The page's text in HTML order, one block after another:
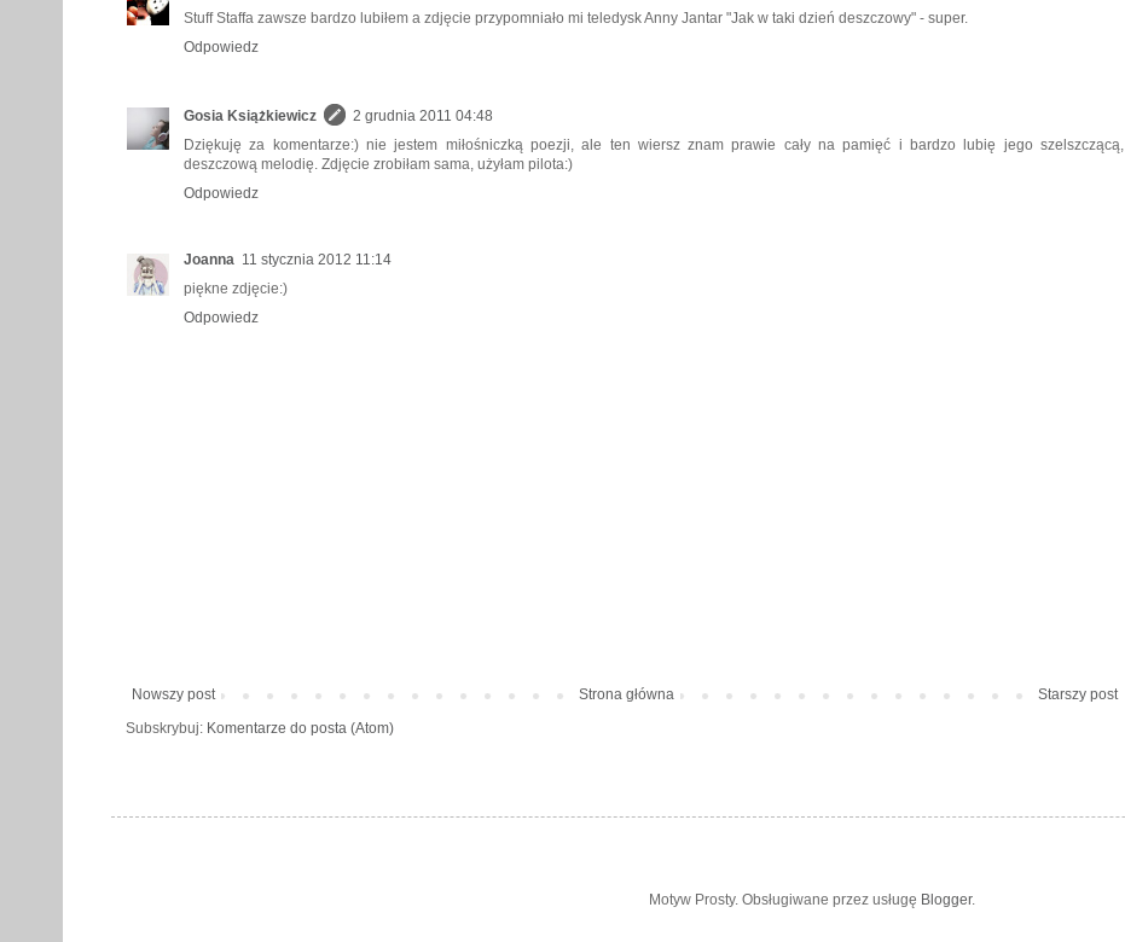
Stuff Staffa zawsze bardzo lubiłem a zdjęcie przypomniało mi teledysk Anny Jantar "Jak w taki dzień deszczowy" - super.
Odpowiedz
Gosia Książkiewicz
2 grudnia 2011 04:48
Dziękuję za komentarze:) nie jestem miłośniczką poezji, ale ten wiersz znam prawie cały na pamięć i bardzo lubię jego szelszczącą,
deszczową melodię. Zdjęcie zrobiłam sama, użyłam pilota:)
Odpowiedz
Joanna 11 stycznia 2012 11:14
piękne zdjęcie:)
Odpowiedz
Nowszy post Starszy post
Strona główna
Subskrybuj: Komentarze do posta (Atom)
Motyw Prosty. Obsługiwane przez usługę Blogger.